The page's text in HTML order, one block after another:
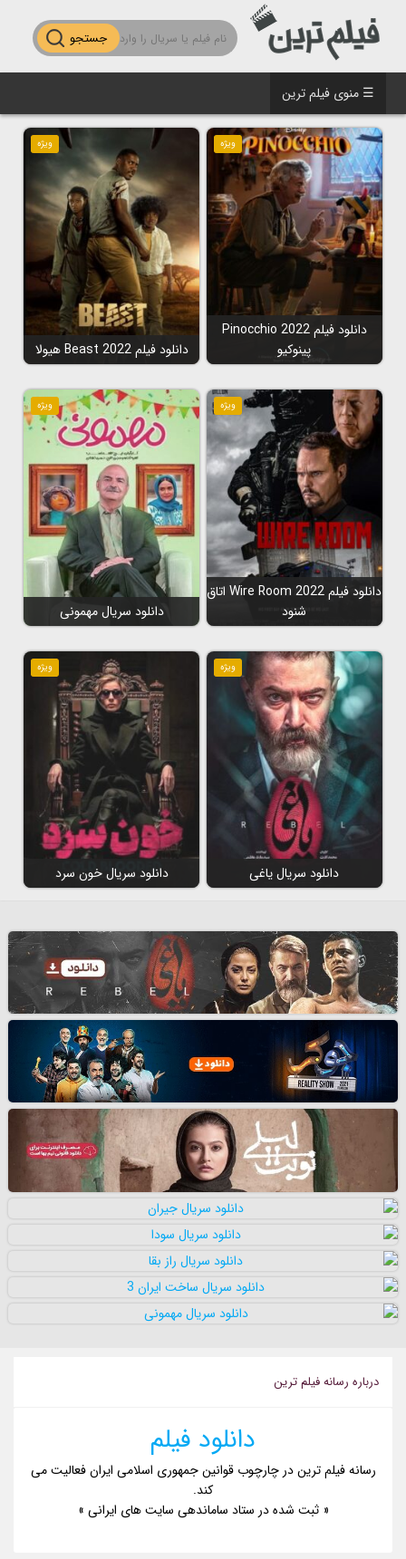
جستجو
☰ منوی فیلم ترین
ویژه
دانلود فیلم Pinocchio 2022
پینوکیو
ویژه
دانلود فیلم Beast 2022 هیولا
ویژه
دانلود فیلم Wire Room 2022 اتاق
شنود
ویژه
دانلود سریال مهمونی
ویژه
دانلود سریال یاغی
ویژه
دانلود سریال خون سرد
درباره رسانه فيلم ترين
دانلود فیلم
رسانه فیلم ترین در چارچوب قوانین جمهوری اسلامی ایران فعالیت می
کند.
« ثبت شده در ستاد ساماندهی سایت های ایرانی »